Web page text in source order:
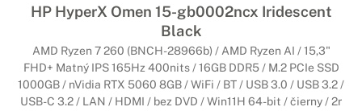
HP HyperX Omen 15-gb0002ncx Iridescent
Black
AMD Ryzen 7 260 (BNCH-28966b) / AMD Ryzen AI / 15,3"
FHD+ Matný IPS 165Hz 400nits / 16GB DDR5 / M.2 PCIe SSD
1000GB / nVidia RTX 5060 8GB / WiFi / BT / USB 3.0 / USB 3.2 /
USB-C 3.2 / LAN / HDMI / bez DVD / Win11H 64-bit / čierny / 2r